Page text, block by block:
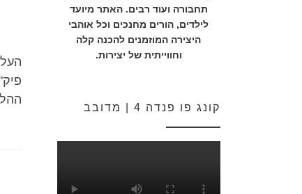
תחבורה ועוד רבים. האתר מיועד
לילדים, הורים מחנכים וכל אוהבי
היצירה המוזמנים להכנה קלה
וחווייתית של יצירות.
קונג פו פנדה 4 | מדובב